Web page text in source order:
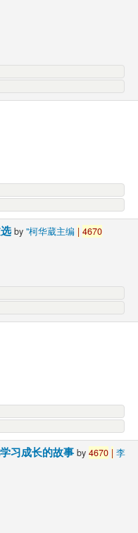
选by"柯华葳主编 | 4670
习成长的故事by4670 | 李